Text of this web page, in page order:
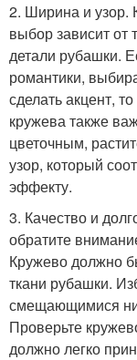
2. Ширина и узор.
выбор зависит от
детали рубашки.
романтики,
сделать акцент,
кружева также
цветочным,
узор, который
эффекту.
3. Качество и
обратите
Кружево должно
ткани рубашки.
смещающимися
Проверьте
должно легко